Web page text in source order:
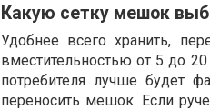
Какую сетку мешок
Удобнее всего хранить,
вместительностью от 5 до
потребителя лучше будет
переносить мешок. Если